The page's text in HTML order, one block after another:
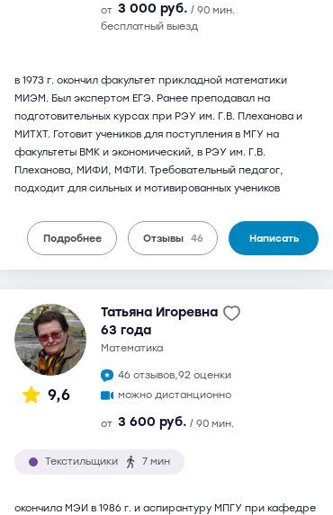
от 3 000 руб. / 90 мин.
бесплатный выезд
в 1973 г. окончил факультет прикладной математики
МИЭМ. Был экспертом ЕГЭ. Ранее преподавал на
подготовительных курсах при РЭУ им. Г.В. Плеханова и
МИТХТ. Готовит учеников для поступления в МГУ на
факультеты ВМК и экономический, в РЭУ им. Г.В.
Плеханова, МИФИ, МФТИ. Требовательный педагог,
подходит для сильных и мотивированных учеников
Подробнее Отзывы 46 Написать
9,6
Татьяна Игоревна
63 года
математика
46 отзывов,92 оценки
можно дистанционно
от 3 600 руб. / 90 мин.
Текстильщики 7 мин
окончила МЭИ в 1986 г. и аспирантуру МПГУ при кафедре